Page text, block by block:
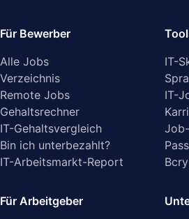
Für Bewerber
Alle Jobs
Verzeichnis
Remote Jobs
Gehaltsrechner
IT-Gehaltsvergleich
Bin ich unterbezahlt?
IT-Arbeitsmarkt-Report
IT-
IT-
Für Arbeitgeber